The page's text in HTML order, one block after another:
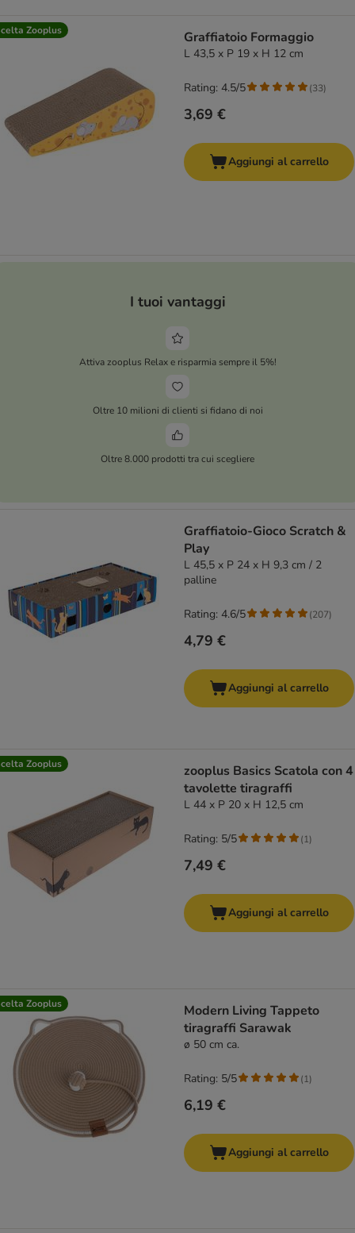
Zooplus Graffiatoio Formaggio
L 43,5 x P 19 x H 12 cm
3,69 €
Rating: 4.5/5 (33)
Aggiungi al carrello
I tuoi vantaggi
Attiva zooplus Relax e risparmia sempre il 5%!
Oltre 10 milioni di clienti si fidano di noi
Oltre 8.000 prodotti tra cui scegliere
Graffiatoio-Gioco Scratch &
Play
L 45,5 x P 24 x H 9,3 cm / 2
palline
4,79 €
Rating: 4.6/5 (207)
Aggiungi al carrello
Zooplus
zooplus Basics Scatola con 4
tavolette tiragraffi
L 44 x P 20 x H 12,5 cm
7,49 €
Rating: 5/5 (1)
Aggiungi al carrello
Zooplus
Modern Living Tappeto
tiragraffi Sarawak
ø 50 cm ca.
6,19 €
Rating: 5/5 (1)
Aggiungi al carrello